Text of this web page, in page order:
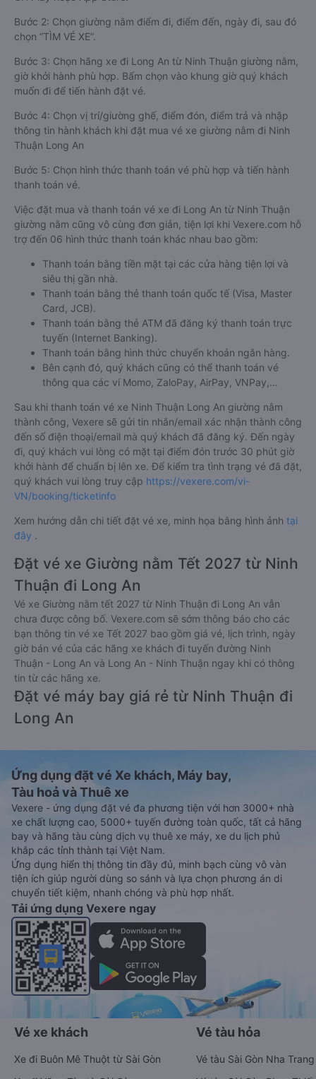
Bước 2: Chọn giường nằm điểm đi, điểm đến, ngày đi, sau đó
chọn “TÌM VÉ XE”.
Bước 3: Chọn hãng xe đi Long An từ Ninh Thuận giường nằm,
giờ khởi hành phù hợp. Bấm chọn vào khung giờ quý khách
muốn đi để tiến hành đặt vé.
Bước 4: Chọn vị trí/giường ghế, điểm đón, điểm trả và nhập
thông tin hành khách khi đặt mua vé xe giường nằm đi Ninh
Thuận Long An
Bước 5: Chọn hình thức thanh toán vé phù hợp và tiến hành
thanh toán vé.
Việc đặt mua và thanh toán vé xe đi Long An từ Ninh Thuận
giường nằm cũng vô cùng đơn giản, tiện lợi khi Vexere.com hỗ
trợ đến 06 hình thức thanh toán khác nhau bao gồm:
Thanh toán bằng tiền mặt tại các cửa hàng tiện lợi và
siêu thị gần nhà.
Thanh toán bằng thẻ thanh toán quốc tế (Visa, Master
Card, JCB).
Thanh toán bằng thẻ ATM đã đăng ký thanh toán trực
tuyến (Internet Banking).
Thanh toán bằng hình thức chuyển khoản ngân hàng.
Bên cạnh đó, quý khách cũng có thể thanh toán vé
thông qua các ví Momo, ZaloPay, AirPay, VNPay,…
Sau khi thanh toán vé xe Ninh Thuận Long An giường nằm
thành công, Vexere sẽ gửi tin nhắn/email xác nhận thành công
đến số điện thoại/email mà quý khách đã đăng ký. Đến ngày
đi, quý khách vui lòng có mặt tại điểm đón trước 30 phút giờ
khởi hành để chuẩn bị lên xe. Để kiểm tra tình trạng vé đã đặt,
quý khách vui lòng truy cập https://vexere.com/vi-
VN/booking/ticketinfo
Xem hướng dẫn chi tiết đặt vé xe, minh họa bằng hình ảnh tại
đây .
Đặt vé xe Giường nằm Tết 2027 từ Ninh
Thuận đi Long An
Vé xe Giường nằm tết 2027 từ Ninh Thuận đi Long An vẫn
chưa được công bố. Vexere.com sẽ sớm thông báo cho các
bạn thông tin vé xe Tết 2027 bao gồm giá vé, lịch trình, ngày
giờ bán vé của các hãng xe khách đi tuyến đường Ninh
Thuận - Long An và Long An - Ninh Thuận ngay khi có thông
tin từ các hãng xe.
Đặt vé máy bay giá rẻ từ Ninh Thuận đi
Long An
Ứng dụng đặt vé Xe khách, Máy bay,
Tàu hoả và Thuê xe
Vexere - ứng dụng đặt vé đa phương tiện với hơn 3000+ nhà
xe chất lượng cao, 5000+ tuyến đường toàn quốc, tất cả hãng
bay và hãng tàu cùng dịch vụ thuê xe máy, xe du lịch phủ
khắp các tỉnh thành tại Việt Nam.
Ứng dụng hiển thị thông tin đầy đủ, minh bạch cùng vô vàn
tiện ích giúp người dùng so sánh và lựa chọn phương án di
chuyển tiết kiệm, nhanh chóng và phù hợp nhất.
Tải ứng dụng Vexere ngay
Vé xe khách
Xe đi Buôn Mê Thuột từ Sài Gòn
Vé tàu hỏa
Vé tàu Sài Gòn Nha Trang